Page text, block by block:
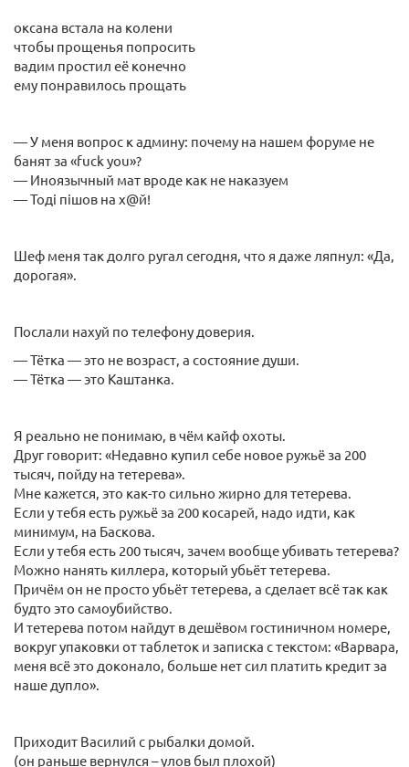
оксана встала на колени
чтобы прощенья попросить
вадим простил её конечно
ему понравилось прощать
— У меня вопрос к админу: почему на нашем форуме не
банят за «fuck you»?
— Иноязычный мат вроде как не наказуем
— Тодi пiшов на х@й!
Шеф меня так долго ругал сегодня, что я даже ляпнул: «Да,
дорогая».
Послали нахуй по телефону доверия.
— Тётка — это не возраст, а состояние души.
— Тётка — это Каштанка.
Я реально не понимаю, в чём кайф охоты.
Друг говорит: «Недавно купил себе новое ружьё за 200
тысяч, пойду на тетерева».
Мне кажется, это как-то сильно жирно для тетерева.
Если у тебя есть ружьё за 200 косарей, надо идти, как
минимум, на Баскова.
Если у тебя есть 200 тысяч, зачем вообще убивать тетерева?
Можно нанять киллера, который убьёт тетерева.
Причём он не просто убьёт тетерева, а сделает всё так как
будто это самоубийство.
И тетерева потом найдут в дешёвом гостиничном номере,
вокруг упаковки от таблеток и записка с текстом: «Варвара,
меня всё это доконало, больше нет сил платить кредит за
наше дупло».
Приходит Василий с рыбалки домой.
(он раньше вернулся – улов был плохой)